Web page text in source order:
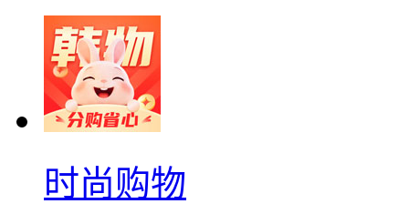
时尚购物